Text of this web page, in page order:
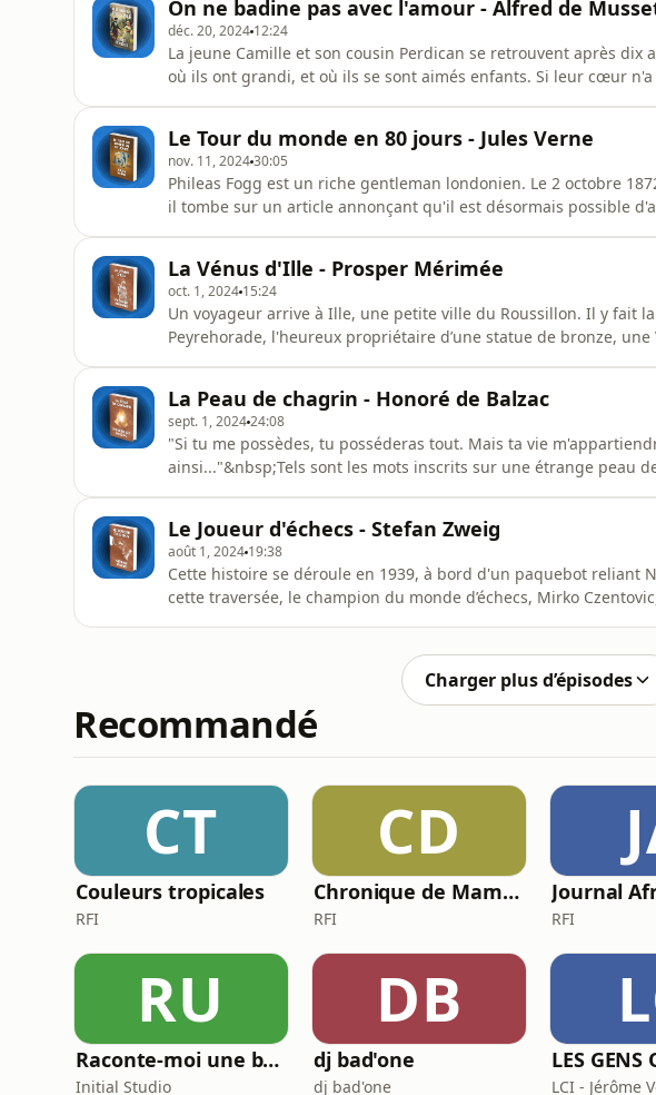
(@gabriel.mace), écrivez
On ne badine pas avec l'amour - Alfred de
déc. 20, 2024 12:24
La jeune Camille et son cousin Perdican se retrouvent après dix
où ils ont grandi, et où ils se sont aimés enfants. Si leur cœur
Loïc Landr
Le Tour du monde en 80 jours - Jules Verne
nov. 11, 202430:05
Phileas Fogg est un riche gentleman londonien. Le 2 octobre
il tombe sur un article annonçant qu'il est désormais possible
La Vénus d'Ille - Prosper Mérimée
oct. 1, 2024 15:24
Un voyageur arrive à Ille, une petite ville du Roussillon. Il y fait
Peyrehorade, l'heureux propriétaire d’une statue de bronze,
Macé.Autres po
La Peau de chagrin - Honoré de Balzac
sept. 1, 202424:08
"Si tu me possèdes, tu posséderas tout. Mais ta vie
ainsi..."&nbsp;Tels sont les mots inscrits sur une étrange peau
Peau de chagrin", c
Le Joueur d'échecs - Stefan Zweig
août 1, 2024 19:38
Cette histoire se déroule en 1939, à bord d'un paquebot reliant
cette traversée, le champion du monde d’échecs, Mirko
Charger plus d’épisodes
Recommandé
CT
Couleurs tropicales
RFI
CD
Chronique de Mamane
RFI
Journal
RFI
RU
Raconte-moi une bêtise
Initial Studio
DB
dj bad'one
dj bad'one LCI - Jérôme